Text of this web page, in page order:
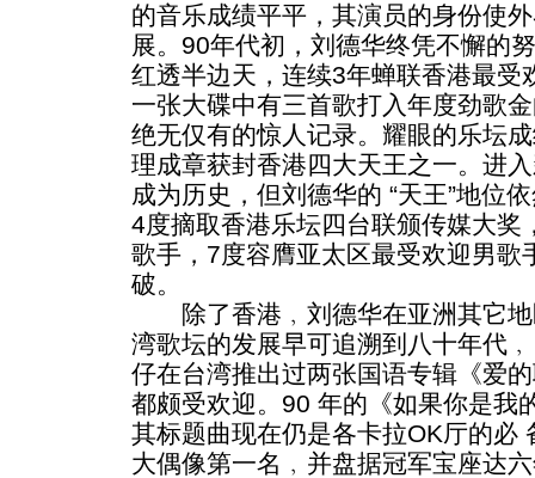
的音乐成绩平平，其演员的身份使
展。90年代初，刘德华终凭不懈的
红透半边天，连续3年蝉联香港最受
一张大碟中有三首歌打入年度劲歌
绝无仅有的惊人记录。耀眼的乐坛
理成章获封香港四大天王之一。进
成为历史，但刘德华的 “天王”地位
4度摘取香港乐坛四台联颁传媒大奖
歌手，7度容膺亚太区最受欢迎男歌
破。
除了香港﹐刘德华在亚洲其它地
湾歌坛的发展早可追溯到八十年代
仔在台湾推出过两张国语专辑《爱
都颇受欢迎。90 年的《如果你是我
其标题曲现在仍是各卡拉OK厅的必
大偶像第一名﹐并盘据冠军宝座达